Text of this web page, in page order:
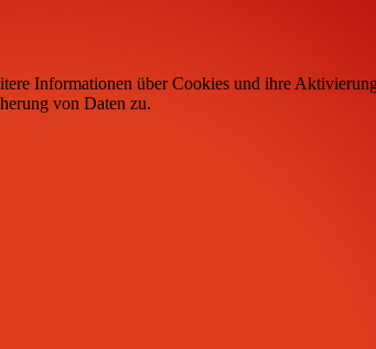
Informationen über Cookies und ihre
von Daten zu.